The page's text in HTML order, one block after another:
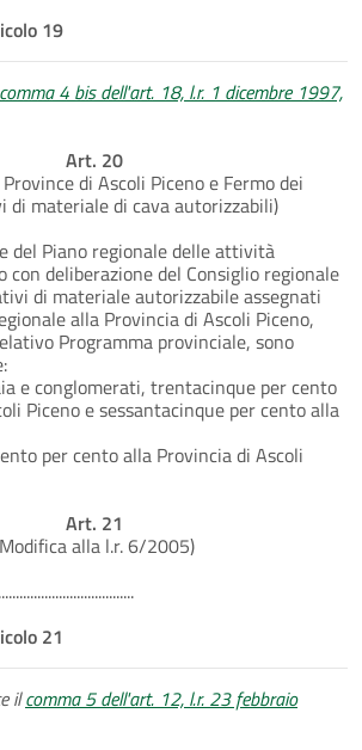
19
comma 4 bis dell'art. 18, l.r. 1 dicembre 1997,
Art. 20
di Ascoli Piceno e Fermo dei
materiale di cava autorizzabili)
del Piano regionale delle attività
deliberazione del Consiglio regionale
di materiale autorizzabile assegnati
alla Provincia di Ascoli Piceno,
Programma provinciale, sono
e conglomerati, trentacinque per cento
Piceno e sessantacinque per cento alla
per cento alla Provincia di Ascoli
Art. 21
alla l.r. 6/2005)
21
ilcomma 5 dell'art. 12, l.r. 23 febbraio